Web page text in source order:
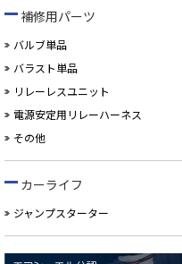
補修用パーツ
バルブ単品
バラスト単品
リレーレスユニット
電源安定用リレーハーネス
その他
カーライフ
ジャンプスターター